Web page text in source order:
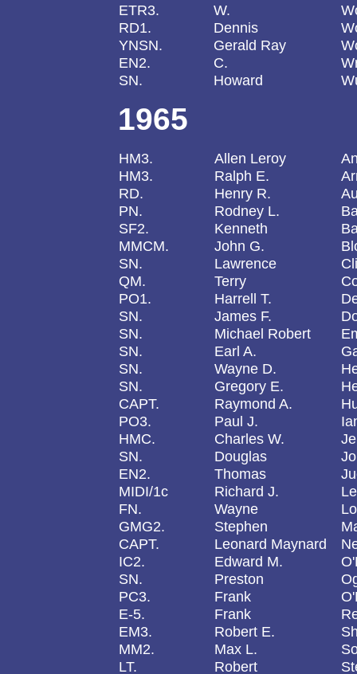
ETR3.
W.
RD1.
Dennis
YNSN.
Gerald Ray
EN2.
C.
SN.
Howard
1965
HM3. Allen Leroy
HM3.
Ralph E.
RD.
Henry R.
PN.
Rodney L.
SF2.
Kenneth
MMCM.
John G.
SN.
Lawrence
QM.
Terry
PO1.
Harrell T.
SN.
James F.
SN.
Michael Robert
SN.
Earl A.
SN.
Wayne D.
SN.
Gregory E.
CAPT.
Raymond A.
PO3.
Paul J.
HMC.
Charles W.
SN.
Douglas
EN2.
Thomas
MIDI/1c
Richard J.
FN.
Wayne
GMG2.
Stephen
CAPT.
Leonard Maynard
IC2.
Edward M.
SN.
Preston
PC3.
Frank
E-5.
Frank
EM3.
Robert E.
MM2.
Max L.
LT.
Robert